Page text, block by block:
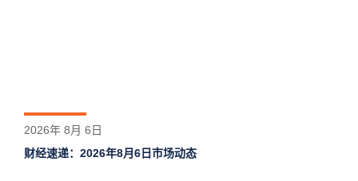
2026年 8月 6日
财经速递：2026年8月6日市场动态